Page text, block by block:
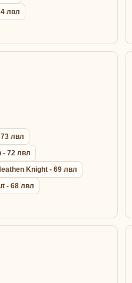
лвл
лвл
- 72 лвл
Knight - 69 лвл
- 68 лвл